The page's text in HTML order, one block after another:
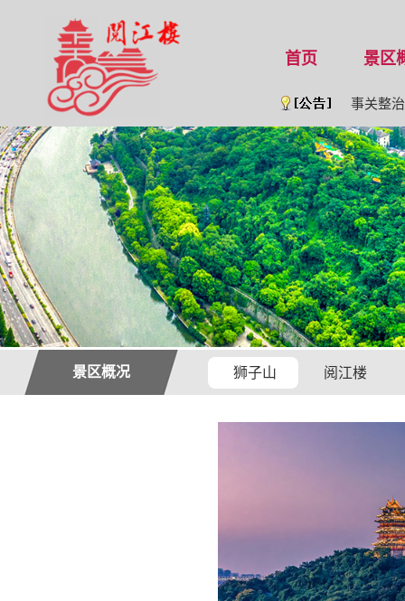
首页 景区
事关整
景区概况 狮子山 阅江楼